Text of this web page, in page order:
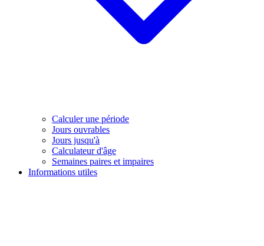
Calculer une période
Jours ouvrables
Jours jusqu'à
Calculateur d'âge
Semaines paires et impaires
Informations utiles